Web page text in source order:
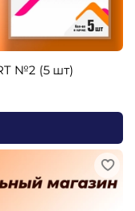
№2 (5 шт)